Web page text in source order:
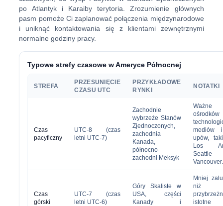
po Atlantyk i Karaiby terytoria. Zrozumienie głównych
pasm pomoże Ci zaplanować połączenia międzynarodowe
i uniknąć kontaktowania się z klientami zewnętrznymi
normalne godziny pracy.
Typowe strefy czasowe w Ameryce Północnej
STREFA
PRZESUNIĘCIE
CZASU UTC
PRZYKŁADOWE
RYNKI
NOTATKI
Czas
pacyficzny
UTC-8 (czas
letni UTC-7)
Zachodnie
wybrzeże Stanów
Zjednoczonych,
zachodnia
Kanada,
północno-
zachodni Meksyk
ośrodków
mediów
upów,
Los
Vancouver.
Czas
górski
UTC-7 (czas
letni UTC-6)
Góry Skaliste w
USA, części
Kanady i
Mniej
niż